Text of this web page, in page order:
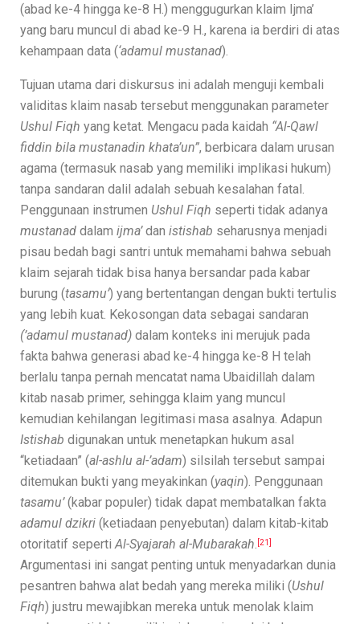
(abad ke-4 hingga ke-8 H.) menggugurkan klaim Ijma’
yang baru muncul di abad ke-9 H., karena ia berdiri di atas
kehampaan data (‘adamul mustanad).
Tujuan utama dari diskursus ini adalah menguji kembali
validitas klaim nasab tersebut menggunakan parameter
Ushul Fiqh yang ketat. Mengacu pada kaidah “Al-Qawl
fiddin bila mustanadin khata’un”, berbicara dalam urusan
agama (termasuk nasab yang memiliki implikasi hukum)
tanpa sandaran dalil adalah sebuah kesalahan fatal.
Penggunaan instrumen Ushul Fiqh seperti tidak adanya
mustanad dalam ijma’dan istishab seharusnya menjadi
pisau bedah bagi santri untuk memahami bahwa sebuah
klaim sejarah tidak bisa hanya bersandar pada kabar
burung (tasamu’) yang bertentangan dengan bukti tertulis
yang lebih kuat. Kekosongan data sebagai sandaran
(’adamul mustanad) dalam konteks ini merujuk pada
fakta bahwa generasi abad ke-4 hingga ke-8 H telah
berlalu tanpa pernah mencatat nama Ubaidillah dalam
kitab nasab primer, sehingga klaim yang muncul
kemudian kehilangan legitimasi masa asalnya. Adapun
Istishab digunakan untuk menetapkan hukum asal
“ketiadaan” (al-ashlu al-’adam) silsilah tersebut sampai
ditemukan bukti yang meyakinkan (yaqin). Penggunaan
tasamu’(kabar populer) tidak dapat membatalkan fakta
adamul dzikri (ketiadaan penyebutan) dalam kitab-kitab
otoritatif seperti Al-Syajarah al-Mubarakah [21]
Argumentasi ini sangat penting untuk menyadarkan dunia
pesantren bahwa alat bedah yang mereka miliki (Ushul
Fiqh) justru mewajibkan mereka untuk menolak klaim